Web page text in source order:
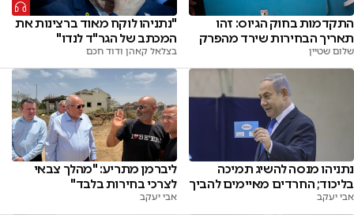
התקדמות בחוק הגיוס: זהו
תאריך הבחירות שירד מהפרק
שלום שטיין
"נתניהו לוקח מאוד ברצינות את
המכתב של הגר"ד לנדו"
בצלאל קאהן ודוד חכם
נתניהו מנסה להשיג תמיכה
בליכוד; החרדים מאיימים להביך
אבי יעקב
ליברמן מתריע: "מהלך צבאי
לצרכי בחירות בלבד"
אבי יעקב